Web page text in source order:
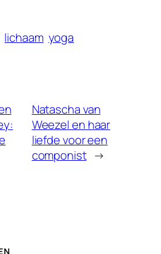
lichaam yoga
Natascha van
Weezel en haar
liefde voor een
componist →